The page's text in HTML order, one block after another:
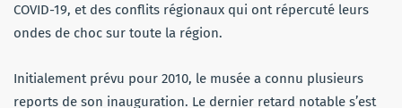
COVID-19, et des conflits régionaux qui ont répercuté leurs
ondes de choc sur toute la région.
Initialement prévu pour 2010, le musée a connu plusieurs
reports de son inauguration. Le dernier retard notable s’est